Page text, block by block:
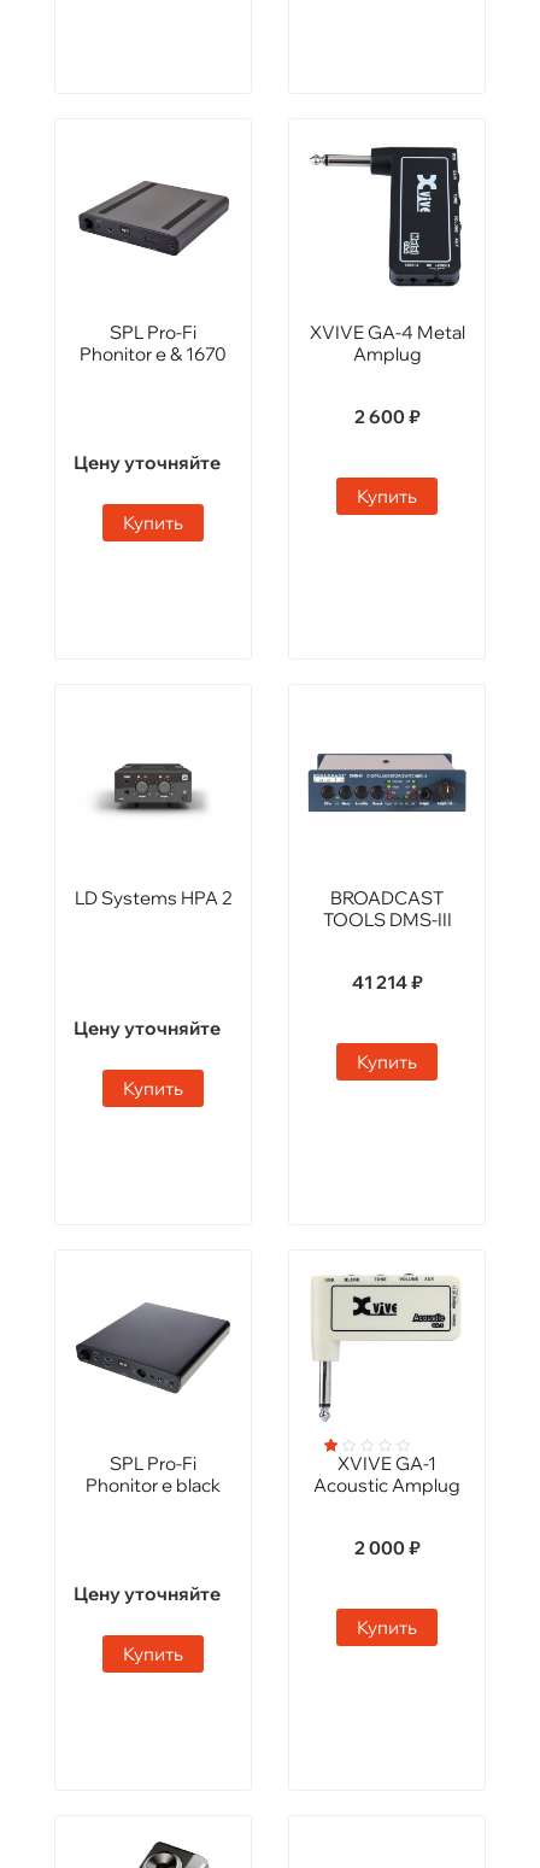
SPL Pro-Fi
Phonitor e & 1670
Цену уточняйте
Купить
XVIVE GA-4 Metal
Amplug
2 600 ₽
Купить
LD Systems HPA 2
Цену уточняйте
Купить
BROADCAST
TOOLS DMS-III
41 214 ₽
Купить
SPL Pro-Fi
Phonitor e black
Цену уточняйте
Купить
XVIVE GA-1
Acoustic Amplug
2 000 ₽
Купить